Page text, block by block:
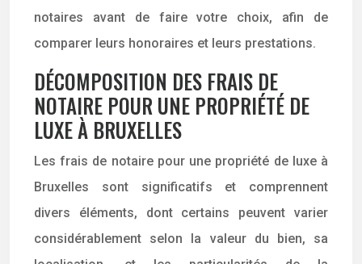
notaires avant de faire votre choix, afin de
comparer leurs honoraires et leurs prestations.
DÉCOMPOSITION DES FRAIS DE
NOTAIRE POUR UNE PROPRIÉTÉ DE
LUXE À BRUXELLES
Les frais de notaire pour une propriété de luxe à
Bruxelles sont significatifs et comprennent
divers éléments, dont certains peuvent varier
considérablement selon la valeur du bien, sa